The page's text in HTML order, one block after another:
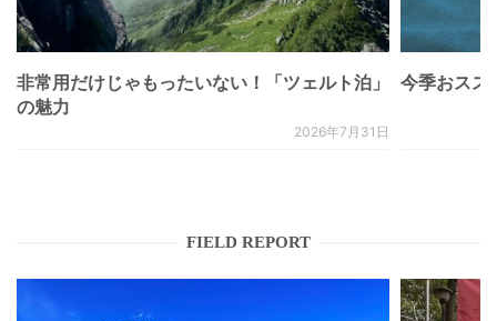
非常用だけじゃもったいない！「ツェルト泊」
の魅力
2026年7月31日
今季おスス
FIELD REPORT